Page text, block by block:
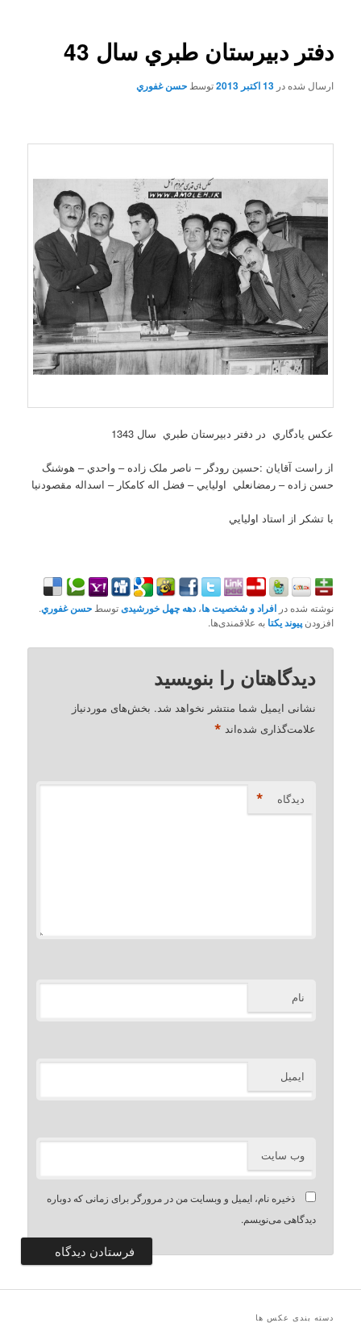
دفتر دبيرستان طبري سال 43
ارسال شده در13 اکتبر 2013 توسطحسن غفوري
عکس يادگاري در دفتر دبيرستان طبري سال 1343
از راست آقايان :حسين رودگر – ناصر ملک زاده – واحدي – هوشنگ
حسن زاده – رمضانعلي اوليايي – فضل اله کامکار – اسداله مقصودنيا
با تشکر از استاد اوليايي
نوشته شده درافراد و شخصیت ها،دهه چهل خورشیدیتوسطحسن غفوري.
افزودنپیوند یکتا به علاقمندی‌ها.
دیدگاهتان را بنویسید
نشانی ایمیل شما منتشر نخواهد شد. بخش‌های موردنیاز
علامت‌گذاری شده‌اند *
دیدگاه *
نام
ایمیل
وب‌ سایت
ذخیره نام، ایمیل و وبسایت من در مرورگر برای زمانی که دوباره
دیدگاهی می‌نویسم.
دسته بندی عکس ها